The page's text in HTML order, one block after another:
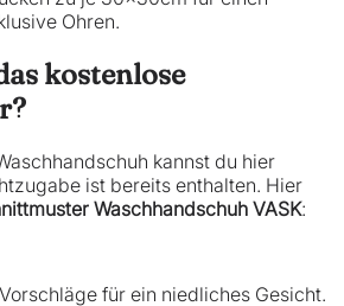
Ohren.
kostenlose
kannst du hier
ist bereits enthalten. Hier
Waschhandschuh VASK:
für ein niedliches Gesicht.